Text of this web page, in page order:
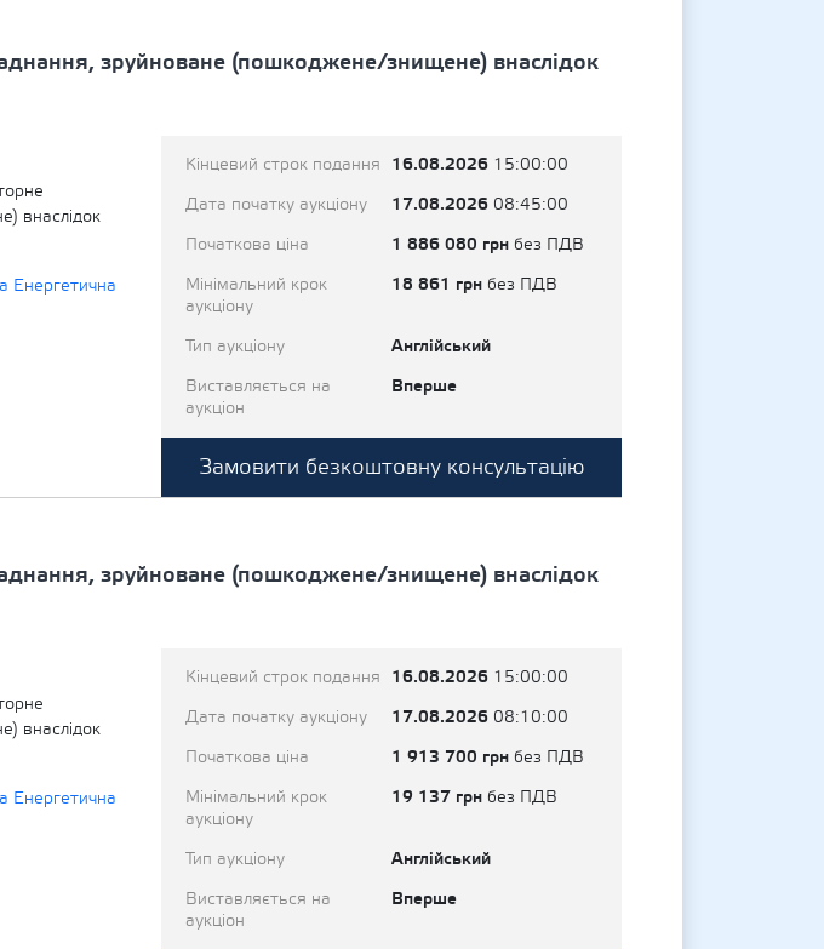
зруйноване (пошкоджене/знищене) внаслідок
внаслідок
Енергетична
Кінцевий строк подання 16.08.2026 15:00:00
Дата початку аукціону
17.08.2026 08:45:00
Початкова ціна
1 886 080 грн без ПДВ
Мінімальний крок
аукціону
18 861 грн без ПДВ
Тип аукціону Англійський
Виставляється на
аукціон
Вперше
Замовити безкоштовну консультацію
зруйноване (пошкоджене/знищене) внаслідок
внаслідок
Енергетична
Кінцевий строк подання 16.08.2026 15:00:00
Дата початку аукціону
17.08.2026 08:10:00
Початкова ціна
1 913 700 грн без ПДВ
Мінімальний крок
аукціону
19 137 грн без ПДВ
Тип аукціону Англійський
Виставляється на
аукціон
Вперше